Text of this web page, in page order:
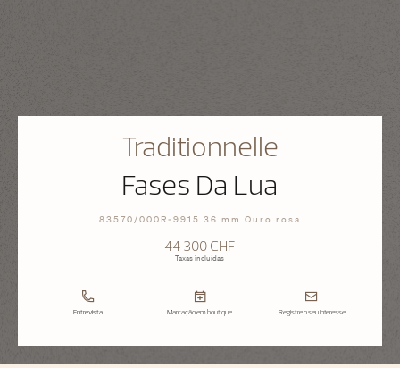
Traditionnelle
Fases Da Lua
83570/000R-9915 36 mm Ouro rosa
44 300 CHF
Taxas incluídas
Entrevista Marcação em boutique Registre o seu interesse